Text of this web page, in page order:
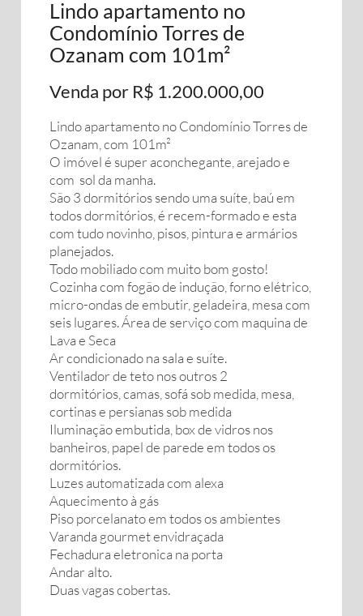
Lindo apartamento no
Condomínio Torres de
Ozanam com 101m²
Venda por R$ 1.200.000,00
Lindo apartamento no Condomínio Torres de
Ozanam, com 101m²
O imóvel é super aconchegante, arejado e
com sol da manha.
São 3 dormitórios sendo uma suíte, baú em
todos dormitórios, é recem-formado e esta
com tudo novinho, pisos, pintura e armários
planejados.
Todo mobiliado com muito bom gosto!
Cozinha com fogão de indução, forno elétrico,
micro-ondas de embutir, geladeira, mesa com
seis lugares. Área de serviço com maquina de
Lava e Seca
Ar condicionado na sala e suíte.
Ventilador de teto nos outros 2
dormitórios, camas, sofá sob medida, mesa,
cortinas e persianas sob medida
Iluminação embutida, box de vidros nos
banheiros, papel de parede em todos os
dormitórios.
Luzes automatizada com alexa
Aquecimento à gás
Piso porcelanato em todos os ambientes
Varanda gourmet envidraçada
Fechadura eletronica na porta
Andar alto.
Duas vagas cobertas.